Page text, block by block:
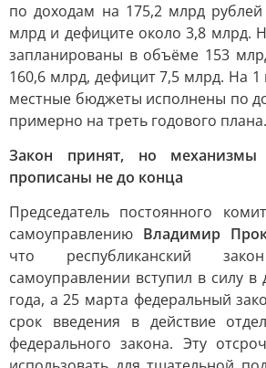
по доходам на 175,2 млрд
млрд и дефиците около 3,8 млрд.
запланированы в объёме 153
160,6 млрд, дефицит 7,5 млрд. На 1
местные бюджеты исполнены по
примерно на треть годового плана.
Закон принят, но механизмы
прописаны не до конца
Председатель постоянного
самоуправлению Владимир
что республиканский
самоуправлении вступил в силу
года, а 25 марта федеральный
срок введения в действие
федерального закона. Эту